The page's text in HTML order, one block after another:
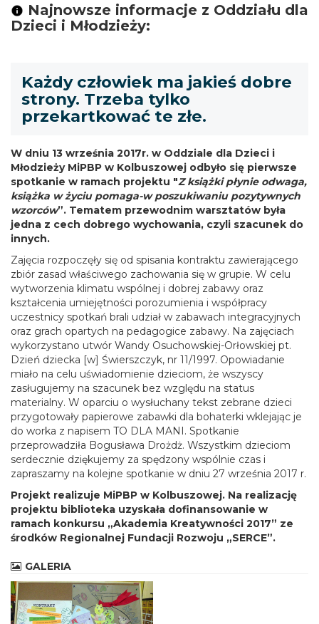
Najnowsze informacje z Oddziału dla
Dzieci i Młodzieży:
Każdy człowiek ma jakieś dobre
strony. Trzeba tylko
przekartkować te złe.
W dniu 13 września 2017r. w Oddziale dla Dzieci i
Młodzieży MiPBP w Kolbuszowej odbyło się pierwsze
spotkanie w ramach projektu "Z książki płynie odwaga,
książka w życiu pomaga-w poszukiwaniu pozytywnych
wzorców”. Tematem przewodnim warsztatów była
jedna z cech dobrego wychowania, czyli szacunek do
innych.
Zajęcia rozpoczęły się od spisania kontraktu zawierającego
zbiór zasad właściwego zachowania się w grupie. W celu
wytworzenia klimatu wspólnej i dobrej zabawy oraz
kształcenia umiejętności porozumienia i współpracy
uczestnicy spotkań brali udział w zabawach integracyjnych
oraz grach opartych na pedagogice zabawy. Na zajęciach
wykorzystano utwór Wandy Osuchowskiej-Orłowskiej pt.
Dzień dziecka [w] Świerszczyk, nr 11/1997. Opowiadanie
miało na celu uświadomienie dzieciom, że wszyscy
zasługujemy na szacunek bez względu na status
materialny. W oparciu o wysłuchany tekst zebrane dzieci
przygotowały papierowe zabawki dla bohaterki wklejając je
do worka z napisem TO DLA MANI. Spotkanie
przeprowadziła Bogusława Drożdż. Wszystkim dzieciom
serdecznie dziękujemy za spędzony wspólnie czas i
zapraszamy na kolejne spotkanie w dniu 27 września 2017 r.
Projekt realizuje MiPBP w Kolbuszowej. Na realizację
projektu biblioteka uzyskała dofinansowanie w
ramach konkursu „Akademia Kreatywności 2017” ze
środków Regionalnej Fundacji Rozwoju „SERCE”.
GALERIA